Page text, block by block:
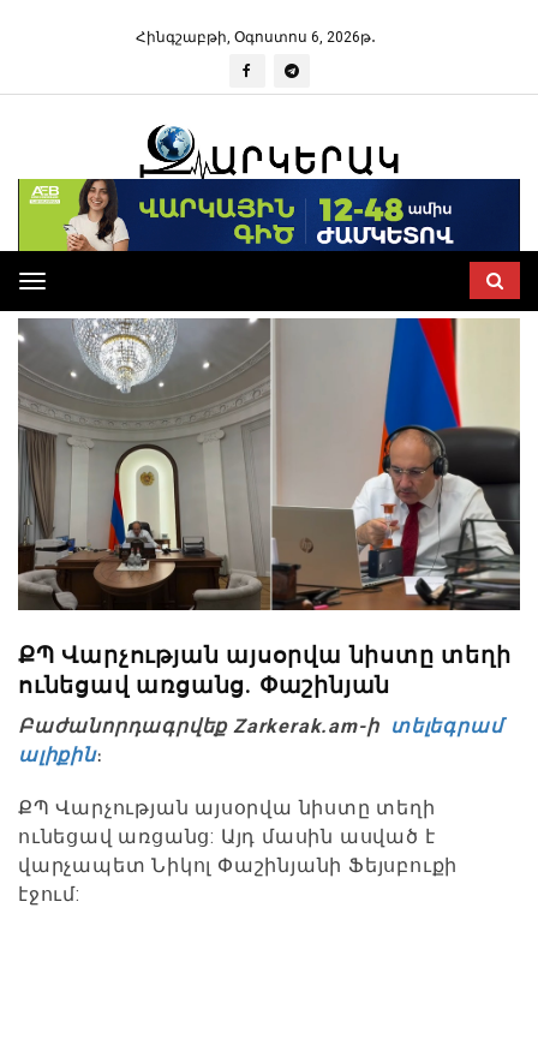
Հինգշաբթի, Օգոստոս 6, 2026թ․
Toggle
navigation
ՔՊ Վարչության այսօրվա նիստը տեղի
ունեցավ առցանց. Փաշինյան
Բաժանորդագրվեք Zarkerak.am-ի տելեգրամ
ալիքին։
ՔՊ Վարչության այսօրվա նիստը տեղի
ունեցավ առցանց: Այդ մասին ասված է
վարչապետ Նիկոլ Փաշինյանի Ֆեյսբուքի
էջում: